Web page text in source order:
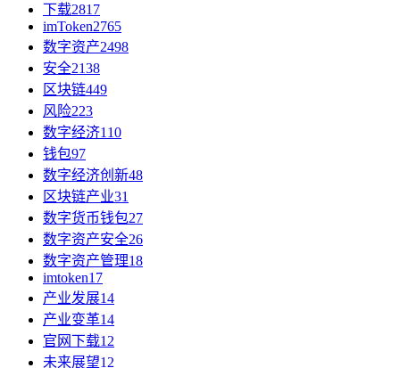
下载2817
imToken2765
数字资产2498
安全2138
区块链449
风险223
数字经济110
钱包97
数字经济创新48
区块链产业31
数字货币钱包27
数字资产安全26
数字资产管理18
imtoken17
产业发展14
产业变革14
官网下载12
未来展望12